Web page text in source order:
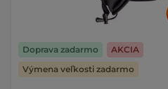
Doprava zadarmo
AKCIA
Výmena veľkosti zadarmo